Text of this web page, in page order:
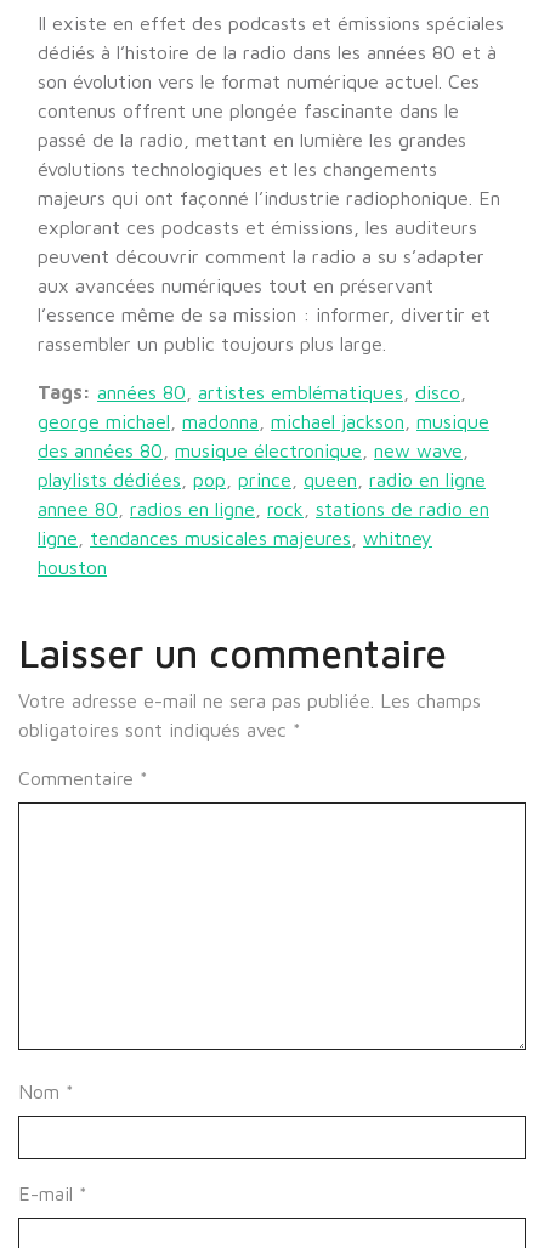
Il existe en effet des podcasts et émissions spéciales
dédiés à l’histoire de la radio dans les années 80 et à
son évolution vers le format numérique actuel. Ces
contenus offrent une plongée fascinante dans le
passé de la radio, mettant en lumière les grandes
évolutions technologiques et les changements
majeurs qui ont façonné l’industrie radiophonique. En
explorant ces podcasts et émissions, les auditeurs
peuvent découvrir comment la radio a su s’adapter
aux avancées numériques tout en préservant
l’essence même de sa mission : informer, divertir et
rassembler un public toujours plus large.
Tags: années 80 artistes emblématiques disco
george michael
madonna michael jackson
musique
des années 80
musique électronique new wave
playlists dédiées
pop prince queen
radio en ligne
annee 80
radios en ligne rock
stations de radio en
ligne
tendances musicales majeures
whitney
houston
Laisser un commentaire
Votre adresse e-mail ne sera pas publiée.
Les champs
obligatoires sont indiqués avec *
Commentaire *
Nom *
E-mail *